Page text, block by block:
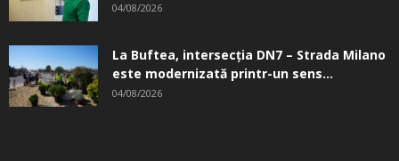
04/08/2026
La Buftea, intersecţia DN7 – Strada Milano
este modernizată printr-un sens...
04/08/2026